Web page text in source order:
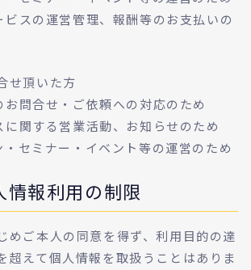
スの運営管理、報酬等のお支払いの
せ頂いた方
問合せ・ご依頼への対応のため
関する営業活動、お知らせのため
セミナー・イベント等の運営のため
報利用の制限
めご本人の同意を得ず、利用目的の達
超えて個人情報を取扱うことはありま